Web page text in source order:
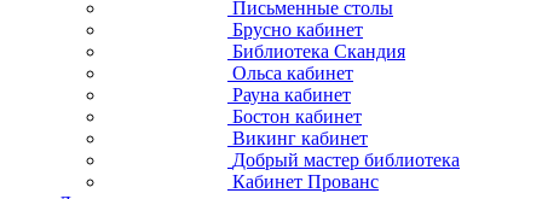
Письменные столы
Брусно кабинет
Библиотека Скандия
Ольса кабинет
Рауна кабинет
Бостон кабинет
Викинг кабинет
Добрый мастер библиотека
Кабинет Прованс